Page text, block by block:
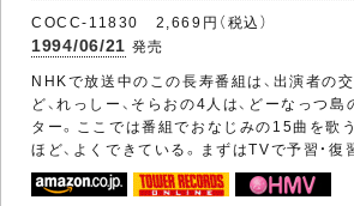
COCC-11830 2,669円（税込）
1994/06/21 発売
NHKで放送中のこの長寿番組は、出演者の
ど、れっしー、そらおの4人は、どーなっつ
ター。ここでは番組でおなじみの15曲を歌
ほど、よくできている。まずはTVで予習・復